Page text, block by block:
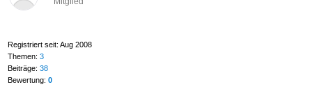
Registriert seit: Aug 2008
Themen: 3
Beiträge: 38
Bewertung: 0